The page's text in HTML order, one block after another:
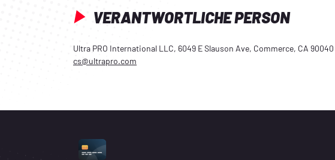
VERANTWORTLICHE PERSON
Ultra PRO International LLC, 6049 E Slauson Ave, Commerce, CA 90040
cs@ultrapro.com